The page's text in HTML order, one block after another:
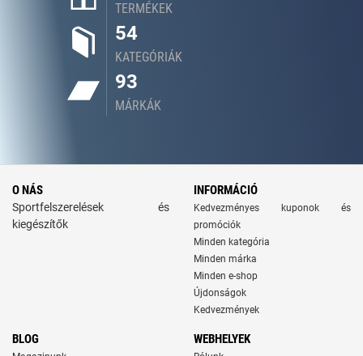
TERMÉKEK
54
KATEGÓRIÁK
93
MÁRKÁK
O NÁS
Sportfelszerelések és
kiegészítők
INFORMÁCIÓ
Kedvezményes kuponok és
promóciók
Minden kategória
Minden márka
Minden e-shop
Újdonságok
Kedvezmények
BLOG WEBHELYEK